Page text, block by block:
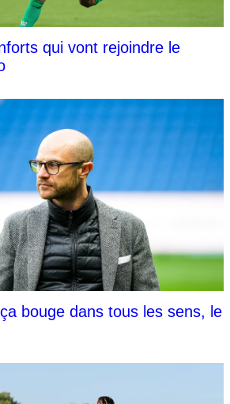
qui vont rejoindre le
bouge dans tous les sens, le